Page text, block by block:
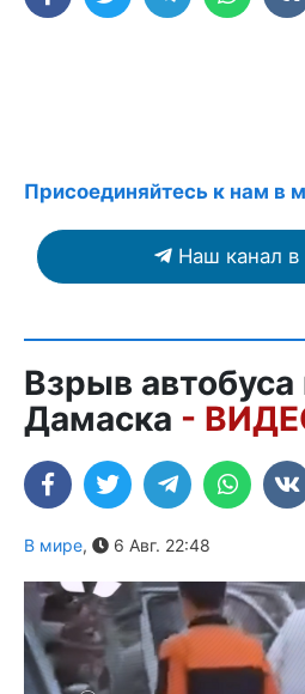
Присоединяйтесь к нам в
Наш канал в
Взрыв
Дамаска -
В мире, 6 Авг. 22:48